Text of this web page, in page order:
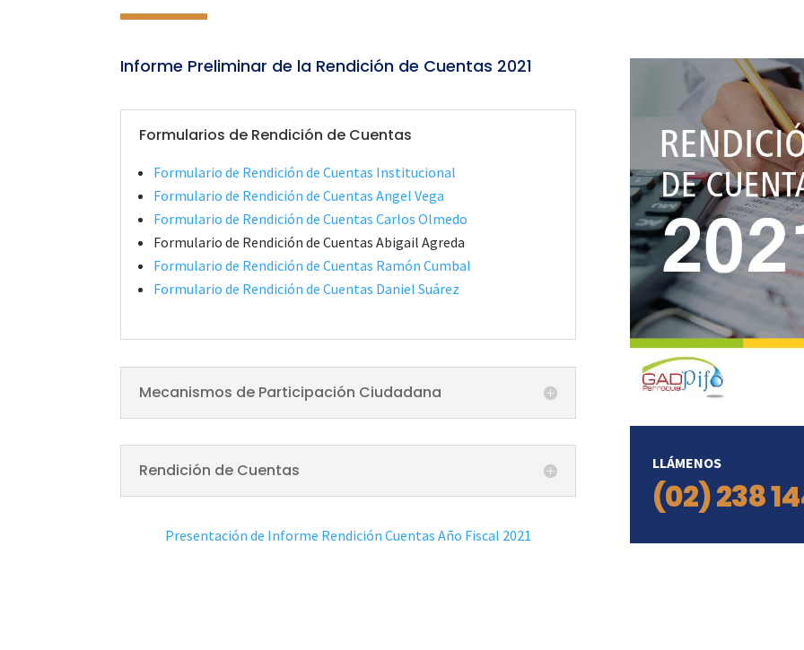
Informe Preliminar de la Rendición de Cuentas 2021
Formularios de Rendición de Cuentas
Formulario de Rendición de Cuentas Institucional
Formulario de Rendición de Cuentas Angel Vega
Formulario de Rendición de Cuentas Carlos Olmedo
Formulario de Rendición de Cuentas Abigail Agreda
Formulario de Rendición de Cuentas Ramón Cumbal
Formulario de Rendición de Cuentas Daniel Suárez
Mecanismos de Participación Ciudadana
Rendición de Cuentas
Presentación de Informe Rendición Cuentas Año Fiscal 2021
LLÁMENOS
(02) 238